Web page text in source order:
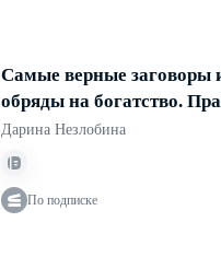
Самые верные заговоры
обряды на богатство.
проведения. На кошелек и
банковскую карту.
достаток. От нищеты и
Дарина Незлобина
По подписке